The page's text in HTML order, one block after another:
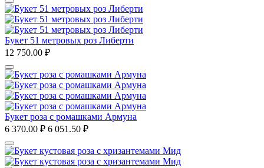
Букет 51 метровых роз Либерти
12 750.00 ₽
Букет роза с ромашками Армуна
6 370.00 ₽ 6 051.50 ₽